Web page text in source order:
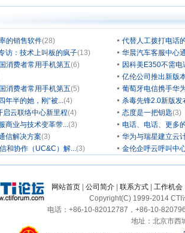
的销售软件(28)
代替人工拨打电话
访：技术上叫板的疯子(13)
华晨汽车客服中心
消费者常用手机第五(6)
因科美E350不需
亿伦公司推出新版
消费者常用手机第五(5)
葡萄牙电信携手华
年半的她，刚“被...(4)
杀毒先锋2.0新版发
启云联络中心新里程(4) 态度是一把钥匙(3)
商业与技术变革带...(3)
电话、电话、更多
信解决方案(3)
华为与瑞星建立云
和协作（UC&C）解...(3) 金伦企呼云呼叫中
网站首页 公司简介 联系方式 工作机会
Copyright(C) 1999-2014 CTI
电话：+86-10-82012787，+86-10-
地址：北京市西